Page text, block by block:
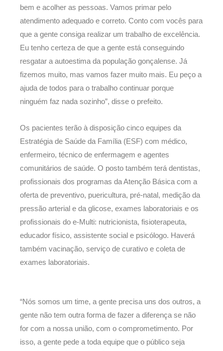
bem e acolher as pessoas. Vamos primar pelo
atendimento adequado e correto. Conto com vocês para
que a gente consiga realizar um trabalho de excelência.
Eu tenho certeza de que a gente está conseguindo
resgatar a autoestima da população gonçalense. Já
fizemos muito, mas vamos fazer muito mais. Eu peço a
ajuda de todos para o trabalho continuar porque
ninguém faz nada sozinho”, disse o prefeito.
Os pacientes terão à disposição cinco equipes da
Estratégia de Saúde da Família (ESF) com médico,
enfermeiro, técnico de enfermagem e agentes
comunitários de saúde. O posto também terá dentistas,
profissionais dos programas da Atenção Básica com a
oferta de preventivo, puericultura, pré-natal, medição da
pressão arterial e da glicose, exames laboratoriais e os
profissionais do e-Multi: nutricionista, fisioterapeuta,
educador físico, assistente social e psicólogo. Haverá
também vacinação, serviço de curativo e coleta de
exames laboratoriais.
“Nós somos um time, a gente precisa uns dos outros, a
gente não tem outra forma de fazer a diferença se não
for com a nossa união, com o comprometimento. Por
isso, a gente pede a toda equipe que o público seja